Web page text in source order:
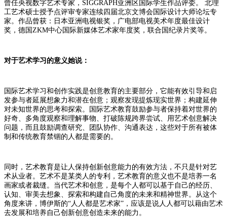
曾任央视数字艺术专家， SIGGRAPH亚洲区国际学生作品评委。 北理
工艺术硕士授予点评审专家连续四届北京文博会国际设计大师论坛专
家。作品曾获：日本亚洲电视银奖，广电部电视美术年度最佳设计
奖，德国ZKM中心国际新媒体艺术家年度奖，联合国纪录片奖等。
对于艺术学习的意义她说：
国际艺术学习和创作实践是创意教育的主要部分，它能有效引导和启
发参与者延展想象力和潜在创意；观察发现提炼现实世界；构建延伸
对未知世界的思考和探索。国际艺术教育鼓励参与者保持着对世界的
好奇、多角度观察和理解事物、打破陈规跨界尝试、用艺术创意解决
问题，而且鼓励调查研究、团队协作、沟通表达，这些对于所有被体
制和传统教育禁锢的人都是需要的。
同时，艺术教育是让人保持创新创意能力的有效方法，不只是针对艺
术从业者。艺术不是某类人的专利，艺术教育的意义也不是培养一名
画家或者裁缝。当代艺术和创意，是每个人都可以基于自己的经历、
认知、审美去想象、探索和构建自己角度的未来和精神世界。从这个
角度来讲，博伊斯的“人人都是艺术家”，应该是说人人都可以藉由艺术
去发展和培养自己创新创意创造未来的能力。